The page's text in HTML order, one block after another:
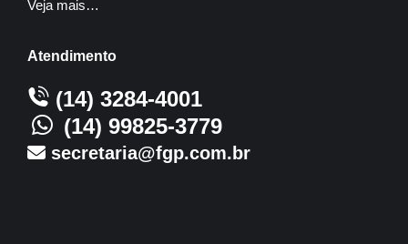
Veja mais…
Atendimento
(14) 3284-4001
(14) 99825-3779
secretaria@fgp.com.br